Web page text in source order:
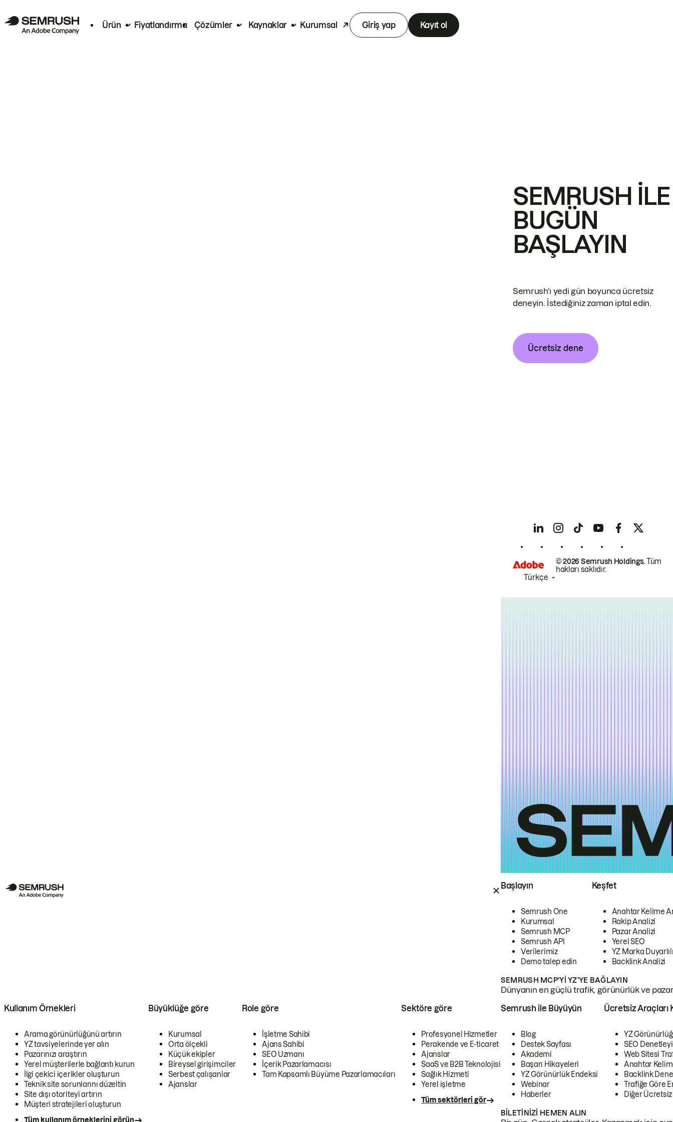
Ürün Fiyatlandırma Çözümler Kaynaklar Kurumsal Giriş yap Kayıt ol
Başlayın
Semrush One
Kurumsal
Semrush MCP
Semrush API
Verilerimiz
Demo talep edin
Keşfet
Anahtar Kelime
Rakip Analizi
Pazar Analizi
Yerel SEO
YZ Marka
Backlink Analizi
SEMRUSH MCP'YI YZ'YE BAĞLAYIN
Dünyanın en güçlü trafik, görünürlük ve
Kullanım Örnekleri
Arama görünürlüğünü artırın
YZ tavsiyelerinde yer alın
Pazarınızı araştırın
Yerel müşterilerle bağlantı kurun
İlgi çekici içerikler oluşturun
Teknik site sorunlarını düzeltin
Site dışı otoriteyi artırın
Müşteri stratejileri oluşturun
Tüm kullanım örneklerini görün
Büyüklüğe göre
Kurumsal
Orta ölçekli
Küçük ekipler
Bireysel girişimciler
Serbest çalışanlar
Ajanslar
Role göre
İşletme Sahibi
Ajans Sahibi
SEO Uzmanı
İçerik Pazarlamacısı
Tam Kapsamlı Büyüme Pazarlamacıları
Sektöre göre
Profesyonel Hizmetler
Perakende ve E-ticaret
Ajanslar
SaaS ve B2B Teknolojisi
Sağlık Hizmeti
Yerel işletme
Tüm sektörleri gör
Semrush ile Büyüyün
Blog
Destek Sayfası
Akademi
Başarı Hikayeleri
YZ Görünürlük Endeksi
Webinar
Haberler
Ücretsiz Araçları
YZ
SEO
Web Sitesi
Anahtar
Backlink
Trafiğe Göre
Diğer
BILETINIZI HEMEN ALIN
SEMRUSH ILE
BUGÜN
BAŞLAYIN
Semrush'ı yedi gün boyunca ücretsiz
deneyin. İstediğiniz zaman iptal edin.
Ücretsiz dene
© 2026 Semrush Holdings.Tüm
hakları saklıdır.
Türkçe